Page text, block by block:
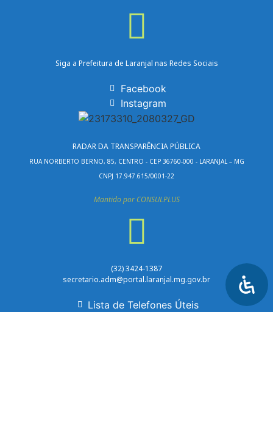
Siga a Prefeitura de Laranjal nas Redes Sociais
Facebook
Instagram
RADAR DA TRANSPARÊNCIA PÚBLICA
RUA NORBERTO BERNO, 85, CENTRO - CEP 36760-000 - LARANJAL – MG
CNPJ 17.947.615/0001-22
Mantido por CONSULPLUS
(32) 3424-1387
secretario.adm@portal.laranjal.mg.gov.br
Lista de Telefones Úteis